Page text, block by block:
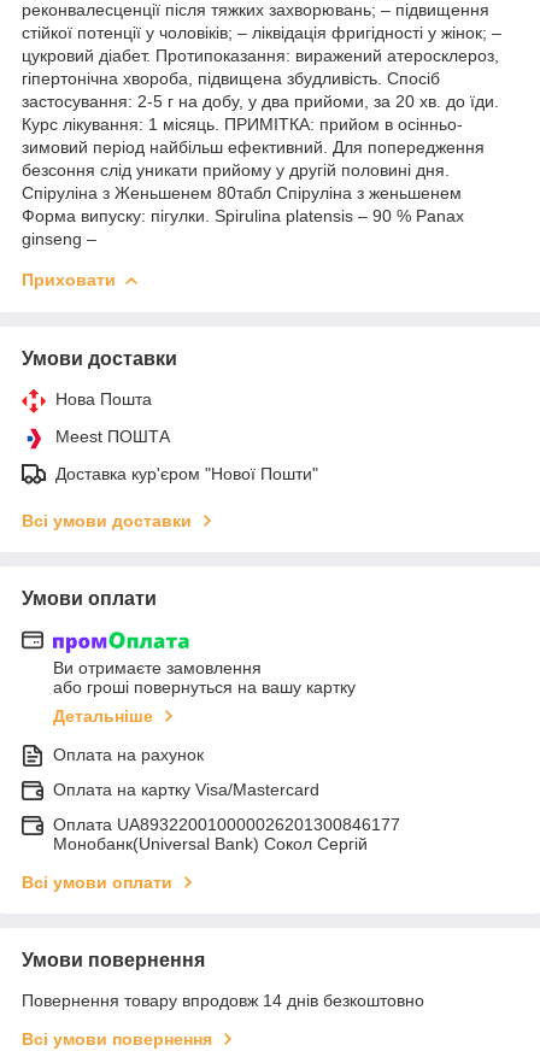
Приховати
Умови доставки
Нова Пошта
Meest ПОШТА
Доставка кур'єром "Нової Пошти"
Всі умови доставки
Умови оплати
Ви отримаєте замовлення
або гроші повернуться на вашу картку
Детальніше
Оплата на рахунок
Оплата на картку Visa/Mastercard
Оплата UA893220010000026201300846177
Монобанк(Universal Bank) Сокол Сергій
Всі умови оплати
Умови повернення
Повернення товару впродовж 14 днів безкоштовно
Всі умови повернення